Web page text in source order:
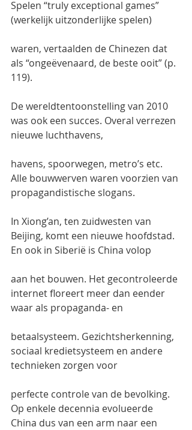
Spelen “truly exceptional games”
(werkelijk uitzonderlijke spelen)
waren, vertaalden de Chinezen dat
als “ongeëvenaard, de beste ooit” (p.
119).
De wereldtentoonstelling van 2010
was ook een succes. Overal verrezen
nieuwe luchthavens,
havens, spoorwegen, metro’s etc.
Alle bouwwerven waren voorzien van
propagandistische slogans.
In Xiong’an, ten zuidwesten van
Beijing, komt een nieuwe hoofdstad.
En ook in Siberië is China volop
aan het bouwen. Het gecontroleerde
internet floreert meer dan eender
waar als propaganda- en
betaalsysteem. Gezichtsherkenning,
sociaal kredietsysteem en andere
technieken zorgen voor
perfecte controle van de bevolking.
Op enkele decennia evolueerde
China dus van een arm naar een